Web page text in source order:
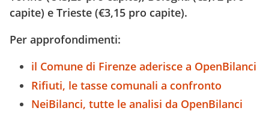
capite) e Trieste (€3,15 pro capite).
Per approfondimenti:
il Comune di Firenze aderisce a OpenBilanci
Rifiuti, le tasse comunali a confronto
NeiBilanci, tutte le analisi da OpenBilanci